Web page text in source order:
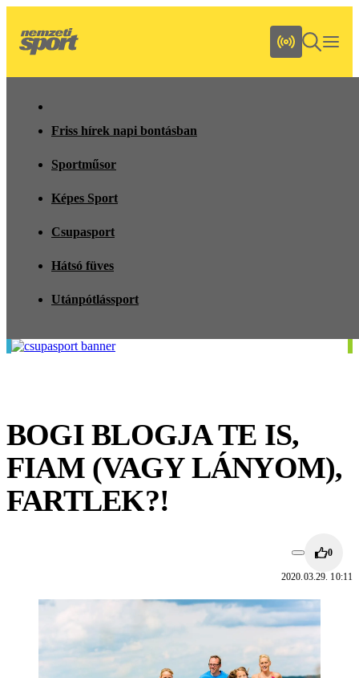
Friss hírek napi bontásban
Sportműsor
Képes Sport
Csupasport
Hátsó füves
Utánpótlássport
BOGI BLOGJA TE IS,
FIAM (VAGY LÁNYOM),
FARTLEK?!
0
2020.03.29. 10:11